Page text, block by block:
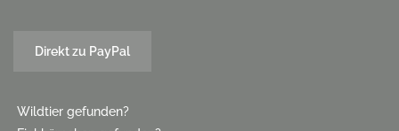
Direkt zu PayPal
Wildtier gefunden?